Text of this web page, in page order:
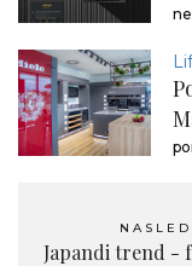
Japandi trend -